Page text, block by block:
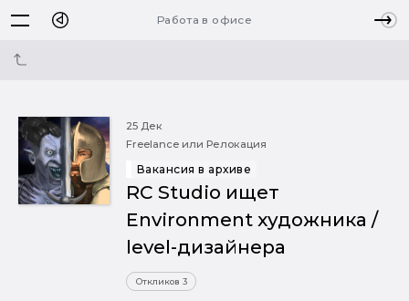
Работа в офисе
25 Дек
Freelance или Релокация
Вакансия в архиве
RC Studio ищет
Environment художника /
level-дизайнера
Откликов 3